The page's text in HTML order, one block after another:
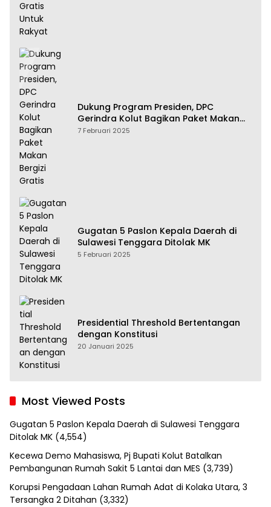
Dukung Program Presiden, DPC
Gerindra Kolut Bagikan Paket Makan
Bergizi Gratis
7 Februari 2025
Gugatan 5 Paslon Kepala Daerah di
Sulawesi Tenggara Ditolak MK
5 Februari 2025
Presidential Threshold Bertentangan
dengan Konstitusi
20 Januari 2025
Most Viewed Posts
Gugatan 5 Paslon Kepala Daerah di Sulawesi Tenggara
Ditolak MK (4,554)
Kecewa Demo Mahasiswa, Pj Bupati Kolut Batalkan
Pembangunan Rumah Sakit 5 Lantai dan MES (3,739)
Korupsi Pengadaan Lahan Rumah Adat di Kolaka Utara, 3
Tersangka 2 Ditahan (3,332)